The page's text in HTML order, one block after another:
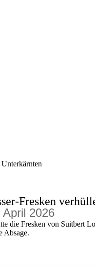
Fresken
2026
die Fresken von Suitbert
Absage.